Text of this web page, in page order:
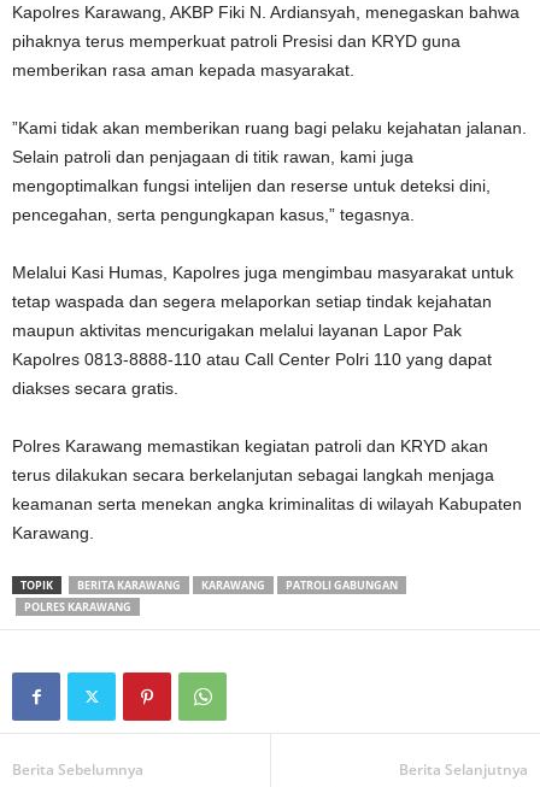
‎Kapolres Karawang, AKBP Fiki N. Ardiansyah, menegaskan bahwa
pihaknya terus memperkuat patroli Presisi dan KRYD guna
memberikan rasa aman kepada masyarakat.
‎”Kami tidak akan memberikan ruang bagi pelaku kejahatan jalanan.
Selain patroli dan penjagaan di titik rawan, kami juga
mengoptimalkan fungsi intelijen dan reserse untuk deteksi dini,
pencegahan, serta pengungkapan kasus,” tegasnya.
‎Melalui Kasi Humas, Kapolres juga mengimbau masyarakat untuk
tetap waspada dan segera melaporkan setiap tindak kejahatan
maupun aktivitas mencurigakan melalui layanan Lapor Pak
Kapolres 0813-8888-110 atau Call Center Polri 110 yang dapat
diakses secara gratis.
‎Polres Karawang memastikan kegiatan patroli dan KRYD akan
terus dilakukan secara berkelanjutan sebagai langkah menjaga
keamanan serta menekan angka kriminalitas di wilayah Kabupaten
Karawang.
TOPIK BERITA KARAWANG KARAWANG
PATROLI GABUNGAN
POLRES KARAWANG
Berita Sebelumnya Berita Selanjutnya